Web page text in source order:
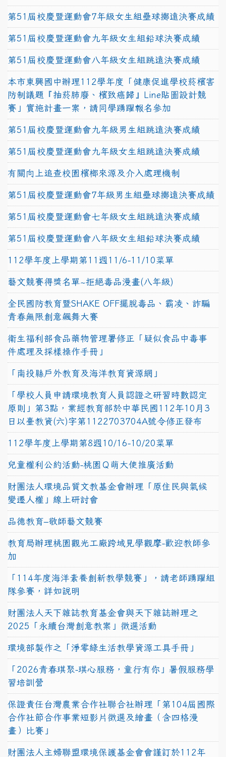
第51屆校慶暨運動會7年級女生組壘球擲遠決賽成績
第51屆校慶暨運動會九年級女生組鉛球決賽成績
第51屆校慶暨運動會八年級女生組跳遠決賽成績
本市東興國中辦理112學年度「健康促進學校菸檳害
防制議題『抽菸肺廢、檳致癌歸』Line貼圖設計競
賽」實施計畫一案，請同學踴躍報名參加
第51屆校慶暨運動會九年級男生組跳遠決賽成績
第51屆校慶暨運動會九年級女生組跳遠決賽成績
有關向上追查校園檳榔來源及介入處理機制
第51屆校慶暨運動會7年級男生組壘球擲遠決賽成績
第51屆校慶暨運動會七年級女生組跳遠決賽成績
第51屆校慶暨運動會八年級女生組鉛球決賽成績
112學年度上學期第11週11/6-11/10菜單
藝文競賽得獎名單~拒絕毒品漫畫(八年級)
全民國防教育暨SHAKE OFF擺脫毒品、霸凌、詐騙
青春無限創意飆舞大賽
衛生福利部食品藥物管理署修正「疑似食品中毒事
件處理及採樣操作手冊」
「南投縣戶外教育及海洋教育資源網」
「學校人員申請環境教育人員認證之研習時數認定
原則」第3點，業經教育部於中華民國112年10月3
日以臺教資(六)字第1122703704A號令修正發布
112學年度上學期第8週10/16-10/20菜單
兒童權利公約活動-桃園Ｑ萌大使推廣活動
財團法人環境品質文教基金會辦理「原住民與氣候
變遷人權」線上研討會
品德教育–敬師藝文競賽
教育局辦理桃園觀光工廠跨域見學觀摩-歡迎教師參
加
「114年度海洋素養創新教學競賽」，請老師踴躍組
隊參賽，詳如說明
財團法人天下雜誌教育基金會與天下雜誌辦理之
2025「永續台灣創意教案」徵選活動
環境部製作之「淨零綠生活教學資源工具手冊」
「2026青春琪聚-琪心服務，童行有你」暑假服務學
習培訓營
保證責任台灣農業合作社聯合社辦理「第104屆國際
合作社節合作事業短影片徵選及繪畫（含四格漫
畫）比賽」
財團法人主婦聯盟環境保護基金會會謹訂於112年